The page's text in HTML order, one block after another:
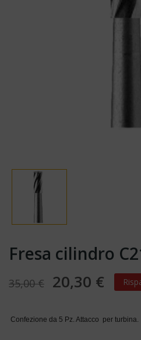
Fresa cilindro
35,00 € 20,30 €
Confezione da 5 Pz. Attacco per turbina.